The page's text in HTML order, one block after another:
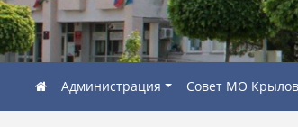
Администрация Совет МО